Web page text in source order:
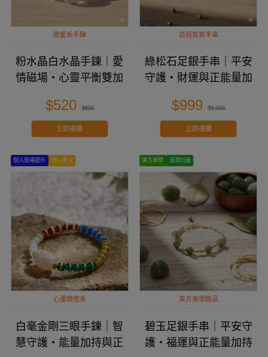
戀愛系手鍊
粉水晶白水晶手鍊｜愛
情磁場・心靈平衡雙加
$520 $620
立即搶購
百搭氣質手串
綠松石足銀手串｜平安
守護・財運與正能量加
$999 $1,299
立即搶購
個人氣場提升 靜心專注
心靈療癒系
白毫金剛三眼手鍊｜智
慧守護・能量加持與正
東方美學 溫潤力量
東方美學飾品
碧玉足銀手串｜平安守
護・福運與正能量加持